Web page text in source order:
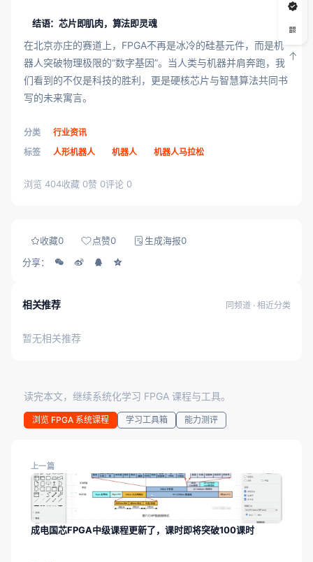
结语：芯片即肌肉，算法即灵魂
在北京亦庄的赛道上，FPGA不再是冰冷的硅基元件，而是机
器人突破物理极限的“数字基因”。当人类与机器并肩奔跑，我
们看到的不仅是科技的胜利，更是硬核芯片与智慧算法共同书
写的未来寓言。
分类
行业资讯
标签
人形机器人 机器人 机器人马拉松
浏览 404收藏 0赞 0评论 0
收藏0 点赞0 生成海报0
分享：
相关推荐 同频道 · 相近分类
暂无相关推荐
读完本文，继续系统化学习 FPGA 课程与工具。
浏览 FPGA 系统课程 学习工具箱 能力测评
上一篇
成电国芯FPGA中级课程更新了，课时即将突破100课时